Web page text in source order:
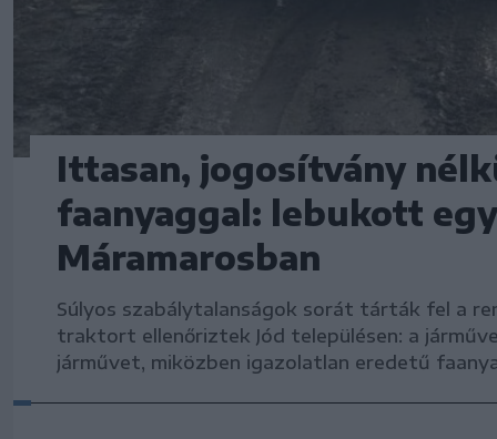
Ittasan, jogosítvány
faanyaggal: lebukott
Máramarosban
Súlyos szabálytalanságok sorát tárták fel a
traktort ellenőriztek Jód településen: a
járművet, miközben igazolatlan eredetű